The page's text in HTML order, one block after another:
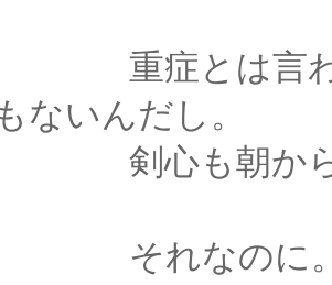
は言われたけ
ないんだし。
朝から甲斐甲
なのに